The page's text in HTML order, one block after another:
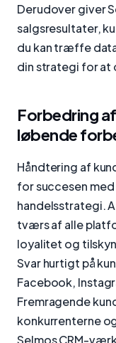
Derudover giver
salgsresultater,
du kan træffe
din strategi for at
Forbedring
løbende
Håndtering af
for succesen
handelsstrategi.
tværs af alle
loyalitet og
Svar hurtigt på
Facebook,
Fremragende
konkurrenterne
Selmos CRM-